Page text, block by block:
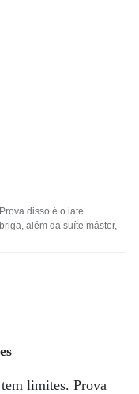
disso é o iate
além da suíte máster,
limites. Prova